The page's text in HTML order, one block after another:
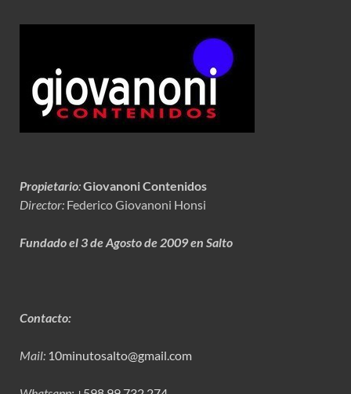
Propietario:Giovanoni Contenidos
Director: Federico Giovanoni Honsi
Fundado el 3 de Agosto de 2009 en Salto
Contacto:
Mail: 10minutosalto@gmail.com